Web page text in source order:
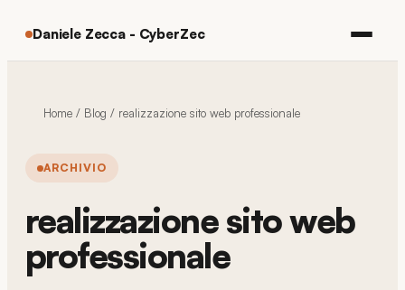
Daniele Zecca - CyberZec
Home / Blog / realizzazione sito web professionale
ARCHIVIO
realizzazione sito web
professionale